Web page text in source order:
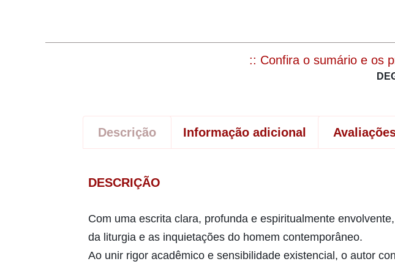
:: Confira o sumário e os
Descrição Informação adicional
DESCRIÇÃO
Com uma escrita clara, profunda e espiritualmente
da liturgia e as inquietações do homem contemporâneo.
Ao unir rigor acadêmico e sensibilidade existencial, o autor